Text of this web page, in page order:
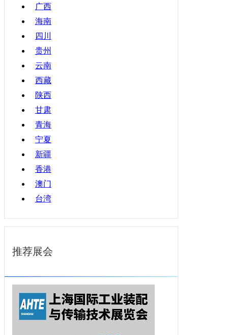
广西
海南
四川
贵州
云南
西藏
陕西
甘肃
青海
宁夏
新疆
香港
澳门
台湾
推荐展会